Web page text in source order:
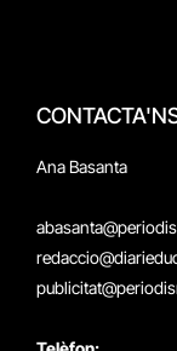
Ana Basanta